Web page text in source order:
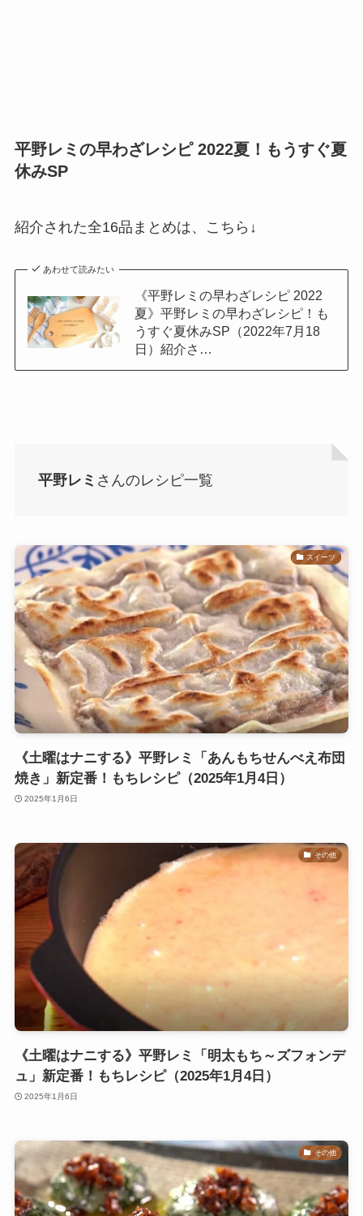
平野レミの早わざレシピ 2022夏！もうすぐ夏
休みSP
紹介された全16品まとめは、こちら↓
あわせて読みたい
《平野レミの早わざレシピ 2022
夏》平野レミの早わざレシピ！も
うすぐ夏休みSP（2022年7月18
日）紹介さ…
平野レミ さんのレシピ一覧
スイーツ
《土曜はナニする》平野レミ「あんもちせんべえ布団
焼き」新定番！もちレシピ（2025年1月4日）
2025年1月6日
その他
《土曜はナニする》平野レミ「明太もち～ズフォンデ
ュ」新定番！もちレシピ（2025年1月4日）
2025年1月6日
その他